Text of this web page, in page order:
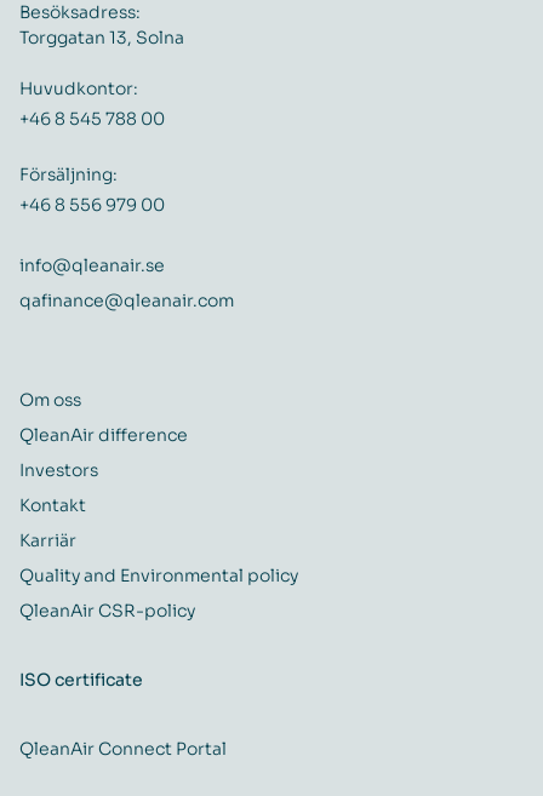
Besöksadress:
Torggatan 13, Solna
Huvudkontor:
+46 8 545 788 00
Försäljning:
+46 8 556 979 00
info@qleanair.se
qafinance@qleanair.com
Om oss
QleanAir difference
Investors
Kontakt
Karriär
Quality and Environmental policy
QleanAir CSR-policy
ISO certificate
QleanAir Connect Portal